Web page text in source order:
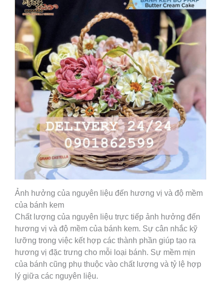
Ảnh hưởng của nguyên liệu đến hương vị và độ mềm
của bánh kem
Chất lượng của nguyên liệu trực tiếp ảnh hưởng đến
hương vị và độ mềm của bánh kem. Sự cân nhắc kỹ
lưỡng trong việc kết hợp các thành phần giúp tạo ra
hương vị đặc trưng cho mỗi loại bánh. Sự mềm mịn
của bánh cũng phụ thuộc vào chất lượng và tỷ lệ hợp
lý giữa các nguyên liệu.